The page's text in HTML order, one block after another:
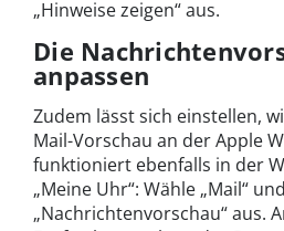
„Hinweise zeigen“ aus.
Die
anpassen
Zudem lässt sich einstellen,
Mail-Vorschau an der Apple
funktioniert ebenfalls in der
„Meine Uhr“: Wähle „Mail“
„Nachrichtenvorschau“ aus.